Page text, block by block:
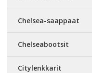
Chelsea-saappaat
Chelseabootsit
Citylenkkarit